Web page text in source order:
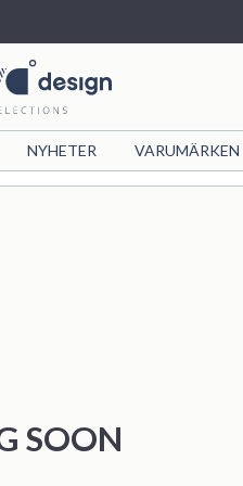
NYHETER VARUMÄRKEN
FURNITURE
NYHETER
SOON